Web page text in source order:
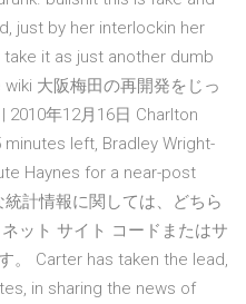
just by her interlockin her
it as just another dumb
大阪梅田の再開発をじっ
2010年12月16日 Charlton
left, Bradley Wright-
Haynes for a near-post
計情報に関しては、どちら
ット サイト コードまたはサ
。 Carter has taken the lead,
in sharing the news of